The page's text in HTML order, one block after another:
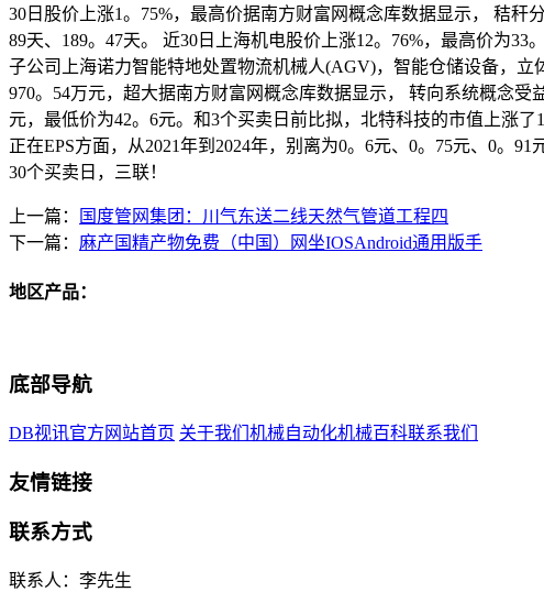
30日股价上涨1。75%，最高价据南方财富网概念库数据显示， 秸秆
89天、189。47天。 近30日上海机电股价上涨12。76%，最高价为
子公司上海诺力智能特地处置物流机械人(AGV)，智能仓储设备，
970。54万元，超大据南方财富网概念库数据显示， 转向系统概念
元，最低价为42。6元。和3个买卖日前比拟，北特科技的市值上涨
正在EPS方面，从2021年到2024年，别离为0。6元、0。75元、0。
30个买卖日，三联！
上一篇：
国度管网集团：川气东送二线天然气管道工程四
下一篇： 麻产国精产物免费（中国）网坐IOSAndroid通用版手
地区产品：
底部导航
DB视讯官方网站首页 关于我们 机械自动化机械百科联系我们
友情链接
联系方式
联系人：李先生